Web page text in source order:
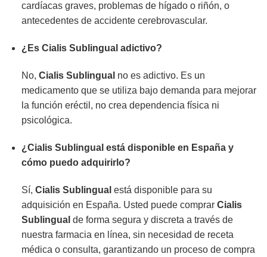
cardíacas graves, problemas de hígado o riñón, o
antecedentes de accidente cerebrovascular.
¿Es Cialis Sublingual adictivo?
No, Cialis Sublingual no es adictivo. Es un
medicamento que se utiliza bajo demanda para mejorar
la función eréctil, no crea dependencia física ni
psicológica.
¿Cialis Sublingual está disponible en España y
cómo puedo adquirirlo?
Sí, Cialis Sublingual está disponible para su
adquisición en España. Usted puede comprar Cialis
Sublingual de forma segura y discreta a través de
nuestra farmacia en línea, sin necesidad de receta
médica o consulta, garantizando un proceso de compra